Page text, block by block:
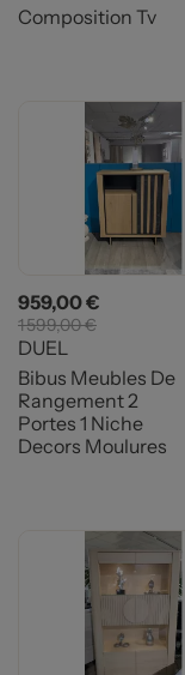
Composition Tv
Prix
959,00 € Prix de
1 599,00 €
DUEL
Bibus Meubles De
Rangement 2
Portes 1 Niche
Decors Moulures